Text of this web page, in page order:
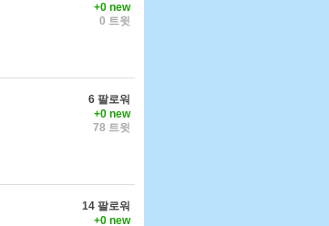
+0 new
0 트윗
6 팔로워
+0 new
78 트윗
14 팔로워
+0 new